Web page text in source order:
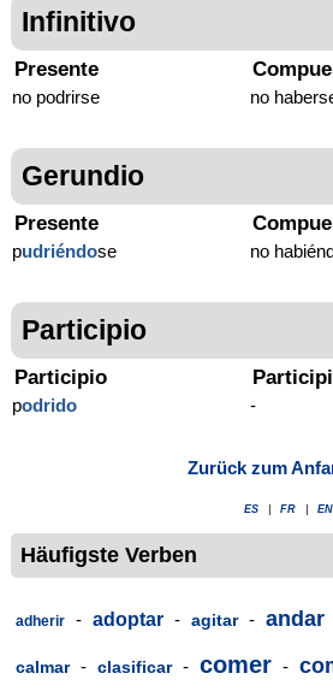
Infinitivo
Presente
no podrirse no
Gerundio
Presente
pudriéndose no
Participio
Participio
podrido -
Zurück zum
ES FR EN
Häufigste Verben
adherir - adoptar - agitar - andar
calmar - clasificar - comer -